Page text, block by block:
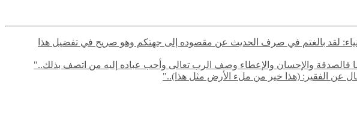
لقد بالغتم في صرف الحديث عن مقصوده إلى جهتكم وهو صريح في تفضيل هذا